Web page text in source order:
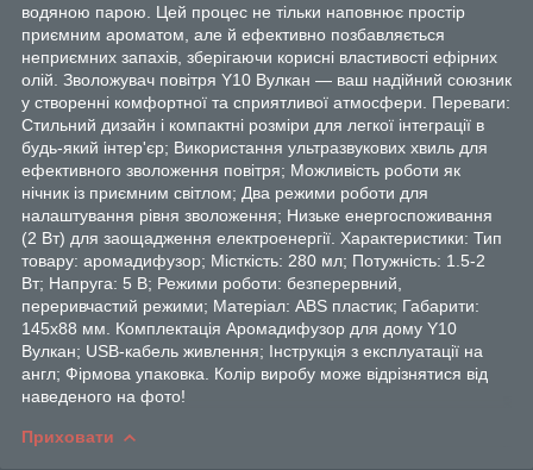
водяною парою. Цей процес не тільки наповнює простір
приємним ароматом, але й ефективно позбавляється
неприємних запахів, зберігаючи корисні властивості ефірних
олій. Зволожувач повітря Y10 Вулкан — ваш надійний союзник
у створенні комфортної та сприятливої атмосфери. Переваги:
Стильний дизайн і компактні розміри для легкої інтеграції в
будь-який інтер'єр; Використання ультразвукових хвиль для
ефективного зволоження повітря; Можливість роботи як
нічник із приємним світлом; Два режими роботи для
налаштування рівня зволоження; Низьке енергоспоживання
(2 Вт) для заощадження електроенергії. Характеристики: Тип
товару: аромадифузор; Місткість: 280 мл; Потужність: 1.5-2
Вт; Напруга: 5 В; Режими роботи: безперервний,
переривчастий режими; Матеріал: ABS пластик; Габарити:
145х88 мм. Комплектація Аромадифузор для дому Y10
Вулкан; USB-кабель живлення; Інструкція з експлуатації на
англ; Фірмова упаковка. Колір виробу може відрізнятися від
наведеного на фото!
Приховати